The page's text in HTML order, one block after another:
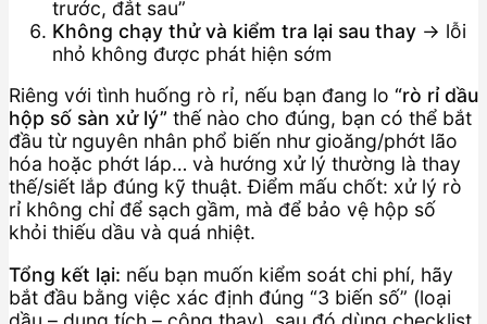
trước, đắt sau”
Không chạy thử và kiểm tra lại sau thay → lỗi
nhỏ không được phát hiện sớm
Riêng với tình huống rò rỉ, nếu bạn đang lo “rò rỉ dầu
hộp số sàn xử lý” thế nào cho đúng, bạn có thể bắt
đầu từ nguyên nhân phổ biến như gioăng/phớt lão
hóa hoặc phớt láp… và hướng xử lý thường là thay
thế/siết lắp đúng kỹ thuật. Điểm mấu chốt: xử lý rò
rỉ không chỉ để sạch gầm, mà để bảo vệ hộp số
khỏi thiếu dầu và quá nhiệt.
Tổng kết lại: nếu bạn muốn kiểm soát chi phí, hãy
bắt đầu bằng việc xác định đúng “3 biến số” (loại